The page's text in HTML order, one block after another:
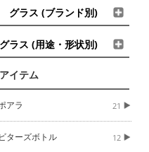
グラス (ブランド別)
グラス (用途・形状別)
イテム
アラ 21
ビターズボトル 12